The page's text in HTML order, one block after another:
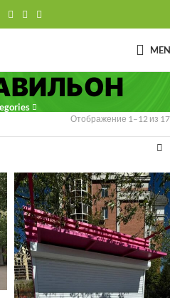
Отображение 1–12 из 17